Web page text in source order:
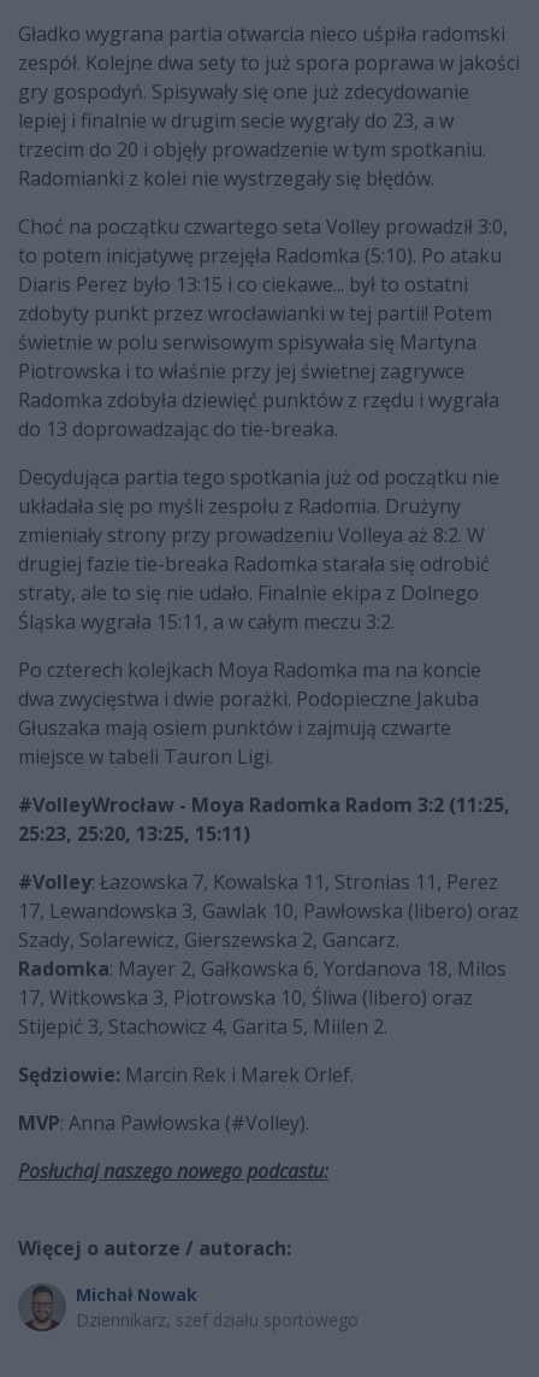
Gładko wygrana partia otwarcia nieco uśpiła radomski
zespół. Kolejne dwa sety to już spora poprawa w jakości
gry gospodyń. Spisywały się one już zdecydowanie
lepiej i finalnie w drugim secie wygrały do 23, a w
trzecim do 20 i objęły prowadzenie w tym spotkaniu.
Radomianki z kolei nie wystrzegały się błędów.
Choć na początku czwartego seta Volley prowadził 3:0,
to potem inicjatywę przejęła Radomka (5:10). Po ataku
Diaris Perez było 13:15 i co ciekawe... był to ostatni
zdobyty punkt przez wrocławianki w tej partii! Potem
świetnie w polu serwisowym spisywała się Martyna
Piotrowska i to właśnie przy jej świetnej zagrywce
Radomka zdobyła dziewięć punktów z rzędu i wygrała
do 13 doprowadzając do tie-breaka.
Decydująca partia tego spotkania już od początku nie
układała się po myśli zespołu z Radomia. Drużyny
zmieniały strony przy prowadzeniu Volleya aż 8:2. W
drugiej fazie tie-breaka Radomka starała się odrobić
straty, ale to się nie udało. Finalnie ekipa z Dolnego
Śląska wygrała 15:11, a w całym meczu 3:2.
Po czterech kolejkach Moya Radomka ma na koncie
dwa zwycięstwa i dwie porażki. Podopieczne Jakuba
Głuszaka mają osiem punktów i zajmują czwarte
miejsce w tabeli Tauron Ligi.
#VolleyWrocław - Moya Radomka Radom 3:2 (11:25,
25:23, 25:20, 13:25, 15:11)
#Volley: Łazowska 7, Kowalska 11, Stronias 11, Perez
17, Lewandowska 3, Gawlak 10, Pawłowska (libero) oraz
Szady, Solarewicz, Gierszewska 2, Gancarz.
Radomka: Mayer 2, Gałkowska 6, Yordanova 18, Milos
17, Witkowska 3, Piotrowska 10, Śliwa (libero) oraz
Stijepić 3, Stachowicz 4, Garita 5, Miilen 2.
Sędziowie: Marcin Rek i Marek Orlef.
MVP: Anna Pawłowska (#Volley).
Posłuchaj naszego nowego podcastu:
Więcej o autorze / autorach:
Michał Nowak
Dziennikarz, szef działu sportowego